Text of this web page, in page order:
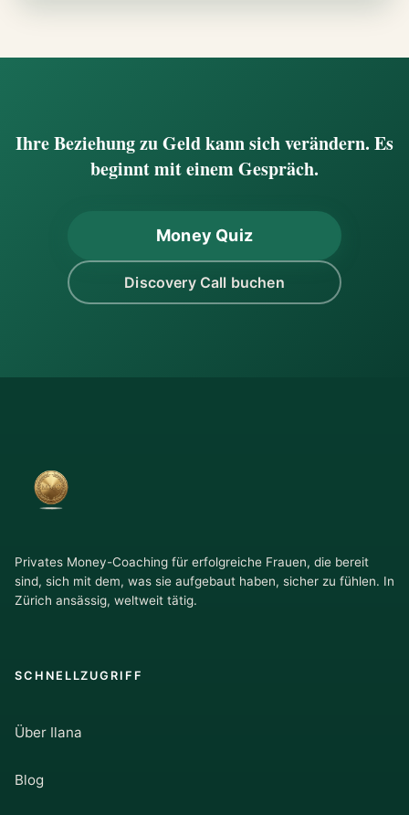
Ihre Beziehung zu Geld kann sich verändern. Es
beginnt mit einem Gespräch.
Money Quiz
Discovery Call buchen
Privates Money-Coaching für erfolgreiche Frauen, die bereit
sind, sich mit dem, was sie aufgebaut haben, sicher zu fühlen. In
Zürich ansässig, weltweit tätig.
SCHNELLZUGRIFF
Über Ilana
Blog